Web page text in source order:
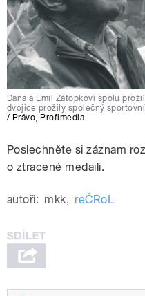
Dana a Emil Zátopkovi spolu
dvojice prožily společný
/ Právo,Profimedia
Poslechněte si záznam
o ztracené medaili.
autoři: mkk, reČRoL